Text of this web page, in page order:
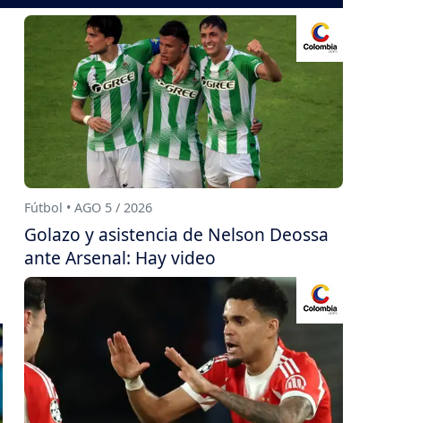
Fútbol • AGO 5 / 2026
Golazo y asistencia de Nelson Deossa
ante Arsenal: Hay video